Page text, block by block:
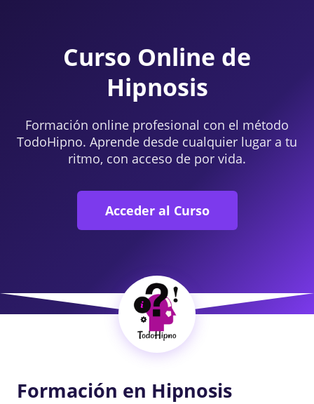
Curso Online de
Hipnosis
Formación online profesional con el método
TodoHipno. Aprende desde cualquier lugar a tu
ritmo, con acceso de por vida.
Acceder al Curso
Formación en Hipnosis